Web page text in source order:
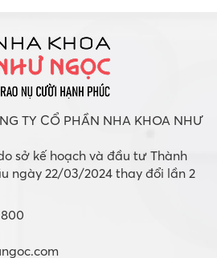
TY CỔ PHẦN NHA KHOA NHƯ
sở kế hoạch và đầu tư Thành
ngày 22/03/2024 thay đổi lần 2